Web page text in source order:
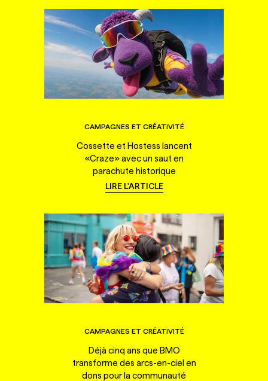
CAMPAGNES ET CRÉATIVITÉ
Cossette et Hostess lancent
«Craze» avec un saut en
parachute historique
LIRE L'ARTICLE
CAMPAGNES ET CRÉATIVITÉ
Déjà cinq ans que BMO
transforme des arcs-en-ciel en
dons pour la communauté